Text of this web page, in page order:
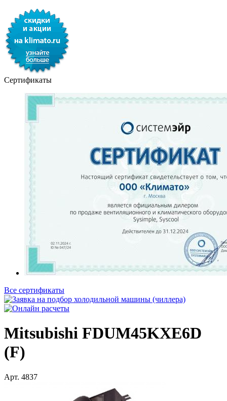
Сертификаты
Все сертификаты
Mitsubishi FDUM45KXE6D
(F)
Арт. 4837